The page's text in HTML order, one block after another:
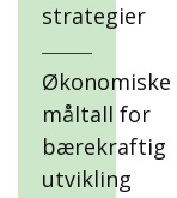
strategier
Økonomiske
måltall for
bærekraftig
utvikling